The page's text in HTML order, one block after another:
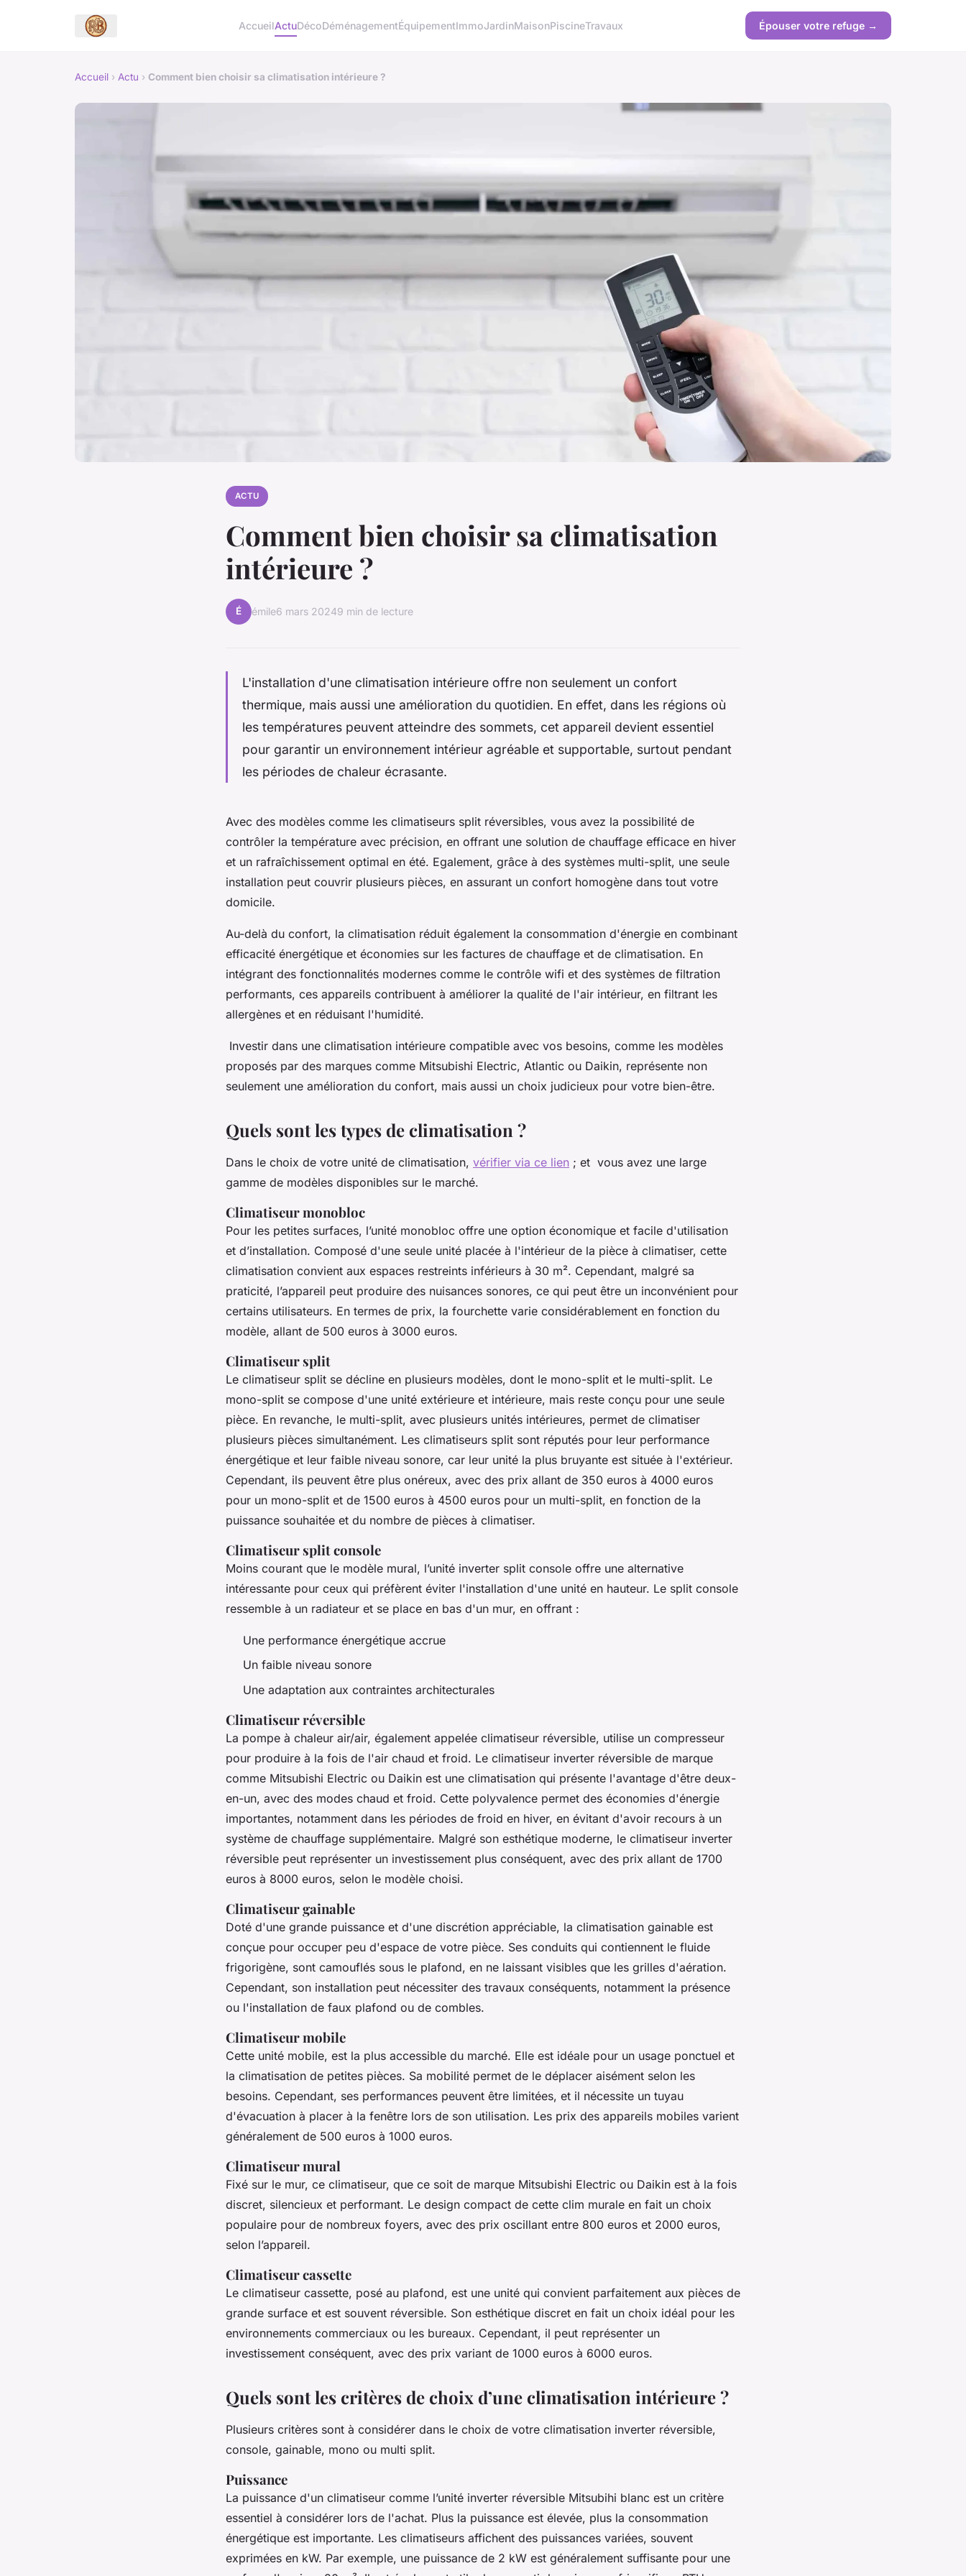
AccueilActuDécoDéménagementÉquipementImmoJardinMaisonPiscineTravaux Épouser votre refuge →
Accueil › Actu › Comment bien choisir sa climatisation intérieure ?
ACTU
Comment bien choisir sa climatisation
intérieure ?
É émile6 mars 20249 min de lecture
L'installation d'une climatisation intérieure offre non seulement un confort
thermique, mais aussi une amélioration du quotidien. En effet, dans les régions où
les températures peuvent atteindre des sommets, cet appareil devient essentiel
pour garantir un environnement intérieur agréable et supportable, surtout pendant
les périodes de chaleur écrasante.
Avec des modèles comme les climatiseurs split réversibles, vous avez la possibilité de
contrôler la température avec précision, en offrant une solution de chauffage efficace en hiver
et un rafraîchissement optimal en été. Egalement, grâce à des systèmes multi-split, une seule
installation peut couvrir plusieurs pièces, en assurant un confort homogène dans tout votre
domicile.
Au-delà du confort, la climatisation réduit également la consommation d'énergie en combinant
efficacité énergétique et économies sur les factures de chauffage et de climatisation. En
intégrant des fonctionnalités modernes comme le contrôle wifi et des systèmes de filtration
performants, ces appareils contribuent à améliorer la qualité de l'air intérieur, en filtrant les
allergènes et en réduisant l'humidité.
Investir dans une climatisation intérieure compatible avec vos besoins, comme les modèles
proposés par des marques comme Mitsubishi Electric, Atlantic ou Daikin, représente non
seulement une amélioration du confort, mais aussi un choix judicieux pour votre bien-être.
Quels sont les types de climatisation ?
Dans le choix de votre unité de climatisation, vérifier via ce lien ; et vous avez une large
gamme de modèles disponibles sur le marché.
Climatiseur monobloc
Pour les petites surfaces, l’unité monobloc offre une option économique et facile d'utilisation
et d’installation. Composé d'une seule unité placée à l'intérieur de la pièce à climatiser, cette
climatisation convient aux espaces restreints inférieurs à 30 m². Cependant, malgré sa
praticité, l’appareil peut produire des nuisances sonores, ce qui peut être un inconvénient pour
certains utilisateurs. En termes de prix, la fourchette varie considérablement en fonction du
modèle, allant de 500 euros à 3000 euros.
Climatiseur split
Le climatiseur split se décline en plusieurs modèles, dont le mono-split et le multi-split. Le
mono-split se compose d'une unité extérieure et intérieure, mais reste conçu pour une seule
pièce. En revanche, le multi-split, avec plusieurs unités intérieures, permet de climatiser
plusieurs pièces simultanément. Les climatiseurs split sont réputés pour leur performance
énergétique et leur faible niveau sonore, car leur unité la plus bruyante est située à l'extérieur.
Cependant, ils peuvent être plus onéreux, avec des prix allant de 350 euros à 4000 euros
pour un mono-split et de 1500 euros à 4500 euros pour un multi-split, en fonction de la
puissance souhaitée et du nombre de pièces à climatiser.
Climatiseur split console
Moins courant que le modèle mural, l’unité inverter split console offre une alternative
intéressante pour ceux qui préfèrent éviter l'installation d'une unité en hauteur. Le split console
ressemble à un radiateur et se place en bas d'un mur, en offrant :
Une performance énergétique accrue
Un faible niveau sonore
Une adaptation aux contraintes architecturales
Climatiseur réversible
La pompe à chaleur air/air, également appelée climatiseur réversible, utilise un compresseur
pour produire à la fois de l'air chaud et froid. Le climatiseur inverter réversible de marque
comme Mitsubishi Electric ou Daikin est une climatisation qui présente l'avantage d'être deux-
en-un, avec des modes chaud et froid. Cette polyvalence permet des économies d'énergie
importantes, notamment dans les périodes de froid en hiver, en évitant d'avoir recours à un
système de chauffage supplémentaire. Malgré son esthétique moderne, le climatiseur inverter
réversible peut représenter un investissement plus conséquent, avec des prix allant de 1700
euros à 8000 euros, selon le modèle choisi.
Climatiseur gainable
Doté d'une grande puissance et d'une discrétion appréciable, la climatisation gainable est
conçue pour occuper peu d'espace de votre pièce. Ses conduits qui contiennent le fluide
frigorigène, sont camouflés sous le plafond, en ne laissant visibles que les grilles d'aération.
Cependant, son installation peut nécessiter des travaux conséquents, notamment la présence
ou l'installation de faux plafond ou de combles.
Climatiseur mobile
Cette unité mobile, est la plus accessible du marché. Elle est idéale pour un usage ponctuel et
la climatisation de petites pièces. Sa mobilité permet de le déplacer aisément selon les
besoins. Cependant, ses performances peuvent être limitées, et il nécessite un tuyau
d'évacuation à placer à la fenêtre lors de son utilisation. Les prix des appareils mobiles varient
généralement de 500 euros à 1000 euros.
Climatiseur mural
Fixé sur le mur, ce climatiseur, que ce soit de marque Mitsubishi Electric ou Daikin est à la fois
discret, silencieux et performant. Le design compact de cette clim murale en fait un choix
populaire pour de nombreux foyers, avec des prix oscillant entre 800 euros et 2000 euros,
selon l’appareil.
Climatiseur cassette
Le climatiseur cassette, posé au plafond, est une unité qui convient parfaitement aux pièces de
grande surface et est souvent réversible. Son esthétique discret en fait un choix idéal pour les
environnements commerciaux ou les bureaux. Cependant, il peut représenter un
investissement conséquent, avec des prix variant de 1000 euros à 6000 euros.
Quels sont les critères de choix d’une climatisation intérieure ?
Plusieurs critères sont à considérer dans le choix de votre climatisation inverter réversible,
console, gainable, mono ou multi split.
Puissance
La puissance d'un climatiseur comme l’unité inverter réversible Mitsubihi blanc est un critère
essentiel à considérer lors de l'achat. Plus la puissance est élevée, plus la consommation
énergétique est importante. Les climatiseurs affichent des puissances variées, souvent
exprimées en kW. Par exemple, une puissance de 2 kW est généralement suffisante pour une